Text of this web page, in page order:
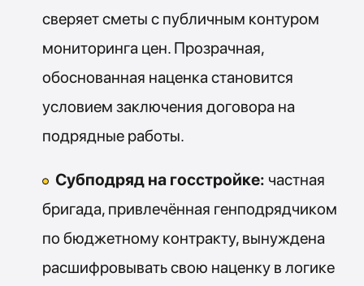
сверяет сметы с публичным контуром
мониторинга цен. Прозрачная,
обоснованная наценка становится
условием заключения договора на
подрядные работы.
Субподряд на госстройке: частная
бригада, привлечённая генподрядчиком
по бюджетному контракту, вынуждена
расшифровывать свою наценку в логике